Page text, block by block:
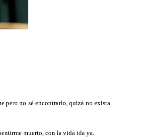
pero no sé encontrarlo, quizá no exista
muerto, con la vida ida ya.